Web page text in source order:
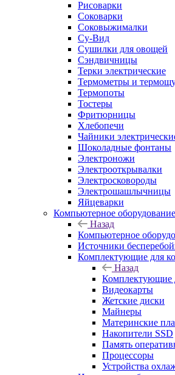
Рисоварки
Соковарки
Соковыжималки
Су-Вид
Сушилки для овощей
Сэндвичницы
Терки электрические
Термометры и
Термопоты
Тостеры
Фритюрницы
Хлебопечи
Чайники
Шоколадные фонтаны
Электроножи
Электрооткрывалки
Электросковороды
Электрошашлычницы
Яйцеварки
Компьютерное оборудование
Назад
Компьютерное
Источники
Комплектующие для
Назад
Комплектующие
Видеокарты
Жетские диски
Майнеры
Материнские
Накопители SSD
Память
Процессоры
Устройства